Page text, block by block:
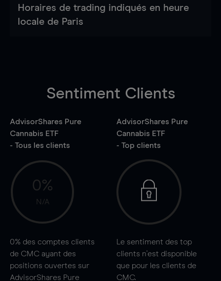
Horaires de trading indiqués en heure
locale de Paris
Sentiment Clients
AdvisorShares Pure
Cannabis ETF
- Tous les clients
0%
N/A
0% des comptes clients
de CMC ayant des
positions ouvertes sur
AdvisorShares Pure
AdvisorShares Pure
Cannabis ETF
- Top clients
Le sentiment des top
clients n'est disponible
que pour les clients de
CMC.